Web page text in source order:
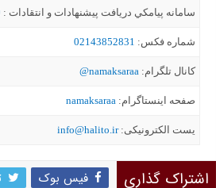
سامانه پيامکي دریافت پیشنهادات و انتقادات :
شماره فکس: 02143852831
کانال تلگرام: namaksaraa@
صفحه اینستاگرام: namaksaraa
یست الکترونیکی:info@halito.ir
اشتراک گذاری فیس بوک